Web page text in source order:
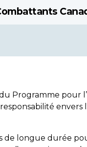
Programme pour
de longue durée